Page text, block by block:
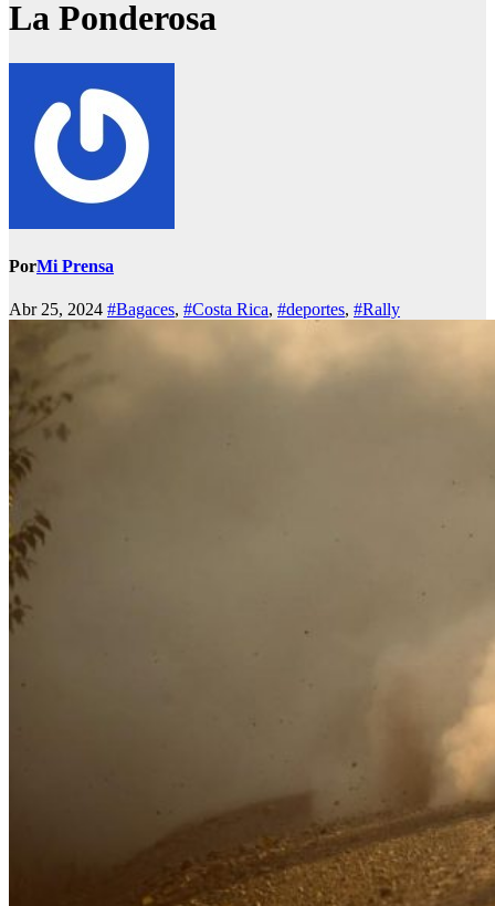
La Ponderosa
PorMi Prensa
Abr 25, 2024 #Bagaces, #Costa Rica, #deportes, #Rally